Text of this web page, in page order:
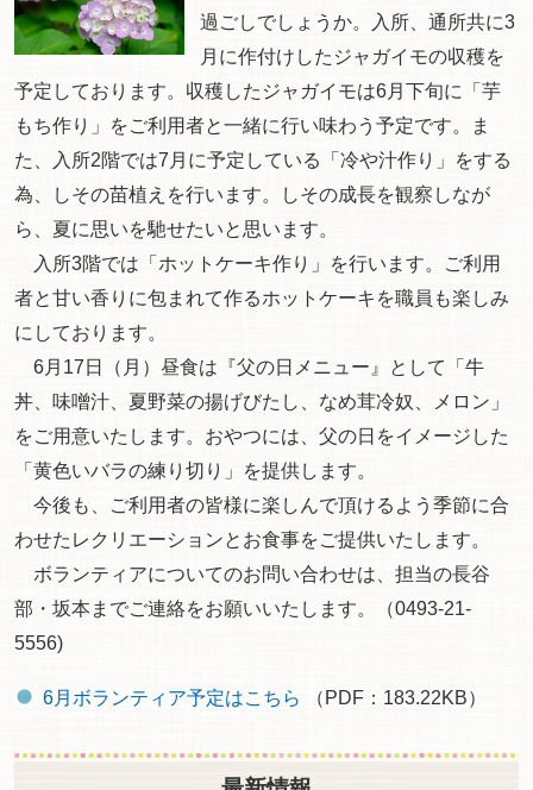
過ごしでしょうか。入所、通所共に3
月に作付けしたジャガイモの収穫を
予定しております。収穫したジャガイモは6月下旬に「芋
もち作り」をご利用者と一緒に行い味わう予定です。ま
た、入所2階では7月に予定している「冷や汁作り」をする
為、しその苗植えを行います。しその成長を観察しなが
ら、夏に思いを馳せたいと思います。
入所3階では「ホットケーキ作り」を行います。ご利用
者と甘い香りに包まれて作るホットケーキを職員も楽しみ
にしております。
6月17日（月）昼食は『父の日メニュー』として「牛
丼、味噌汁、夏野菜の揚げびたし、なめ茸冷奴、メロン」
をご用意いたします。おやつには、父の日をイメージした
「黄色いバラの練り切り」を提供します。
今後も、ご利用者の皆様に楽しんで頂けるよう季節に合
わせたレクリエーションとお食事をご提供いたします。
ボランティアについてのお問い合わせは、担当の長谷
部・坂本までご連絡をお願いいたします。（0493-21-
5556)
6月ボランティア予定はこちら （PDF：183.22KB）